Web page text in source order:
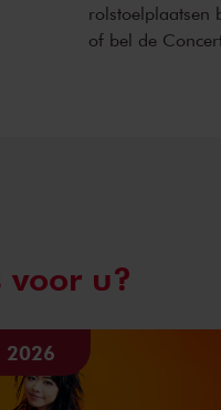
rolstoelplaatsen
of bel de
voor u?
2026